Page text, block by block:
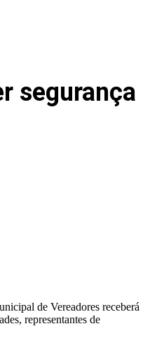
segurança
de Vereadores receberá
representantes de